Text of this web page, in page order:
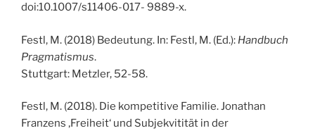
doi:10.1007/s11406-017- 9889-x.
Festl, M. (2018) Bedeutung. In: Festl, M. (Ed.): Handbuch
Pragmatismus.
Stuttgart: Metzler, 52-58.
Festl, M. (2018). Die kompetitive Familie. Jonathan
Franzens ‚Freiheit‘ und Subjekvitität in der